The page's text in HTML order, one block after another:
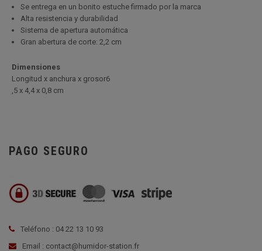
Se entrega en un bonito estuche firmado por la marca
Alta resistencia y durabilidad
Sistema de apertura automática
Gran abertura de corte: 2,2 cm
Dimensiones
Longitud x anchura x grosor6
,5 x 4,4 x 0,8 cm
PAGO SEGURO
Teléfono : 04 22 13 10 93
Email : contact@humidor-station.fr